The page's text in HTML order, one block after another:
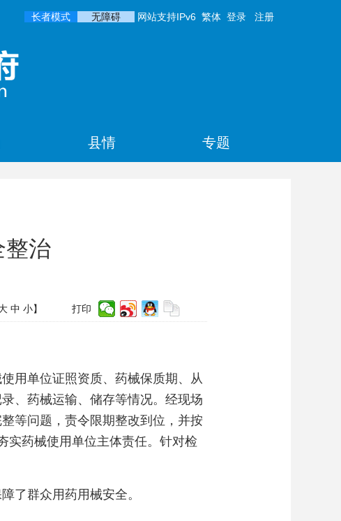
长者模式 无障碍 网站支持IPv6 繁体 登录 注册
县情 专题
整治
中 小】 打印
用单位证照资质、药械保质期、从
、药械运输、储存等情况。经现场
等问题，责令限期整改到位，并按
实药械使用单位主体责任。针对检
了群众用药用械安全。